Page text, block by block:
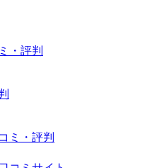
・評判
ミ・評判